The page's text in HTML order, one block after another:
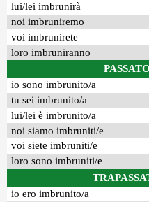
lui/lei imbrunirà
noi imbruniremo
voi imbrunirete
loro imbruniranno
io sono imbrunito/a
tu sei imbrunito/a
lui/lei è imbrunito/a
noi siamo imbruniti/e
voi siete imbruniti/e
loro sono imbruniti/e
io ero imbrunito/a